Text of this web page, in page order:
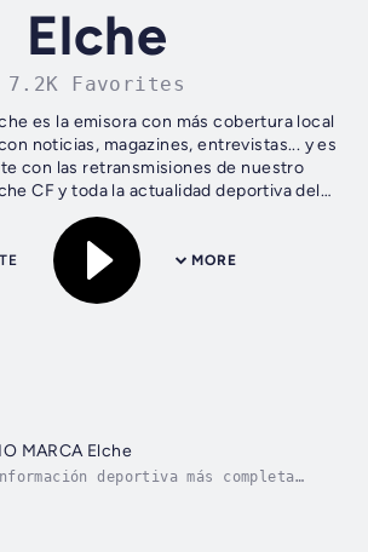
Elche
7.2K Favorites
es la emisora con más cobertura local
noticias, magazines, entrevistas... y es
con las retransmisiones de nuestro
CF y toda la actualidad deportiva del
momento en Elche, el...
MORE
MARCA Elche
deportiva más completa